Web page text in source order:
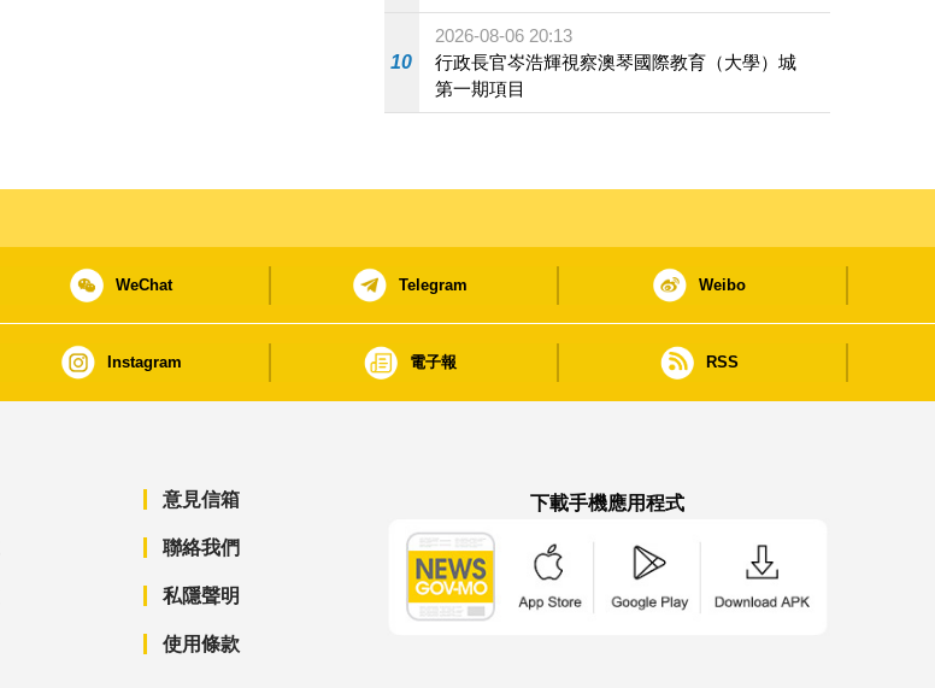
10
2026-08-06 20:13
行政長官岑浩輝視察澳琴國際教育（大學）城
第一期項目
WeChat Telegram Weibo
Instagram 電子報 RSS
意見信箱
聯絡我們
私隱聲明
使用條款
下載手機應用程式